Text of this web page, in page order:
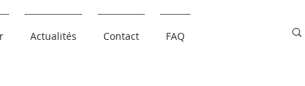
Actualités Contact FAQ